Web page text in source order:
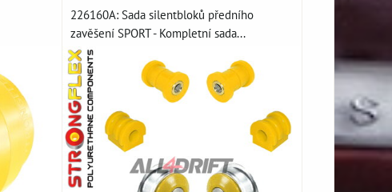
226160A: Sada silentbloků předního
zavěšení SPORT - Kompletní sada...